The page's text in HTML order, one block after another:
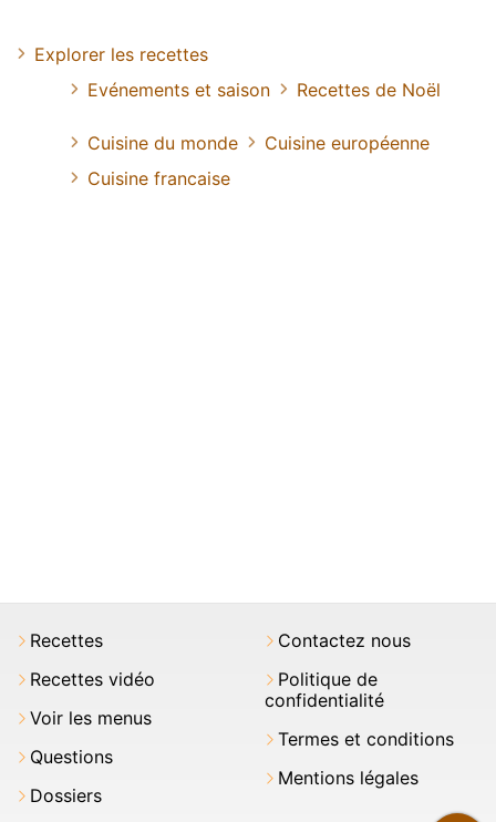
Explorer les recettes
Evénements et saison
Recettes de Noël
Cuisine du monde
Cuisine européenne
Cuisine francaise
Recettes
Recettes vidéo
Voir les menus
Questions
Dossiers
Contactez nous
Politique de
confidentialité
Termes et conditions
Mentions légales